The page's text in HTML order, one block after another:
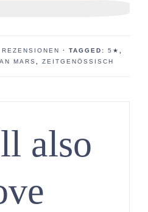
REZENSIONEN · TAGGED: 5★
MARS ZEITGENÖSSISCH
also